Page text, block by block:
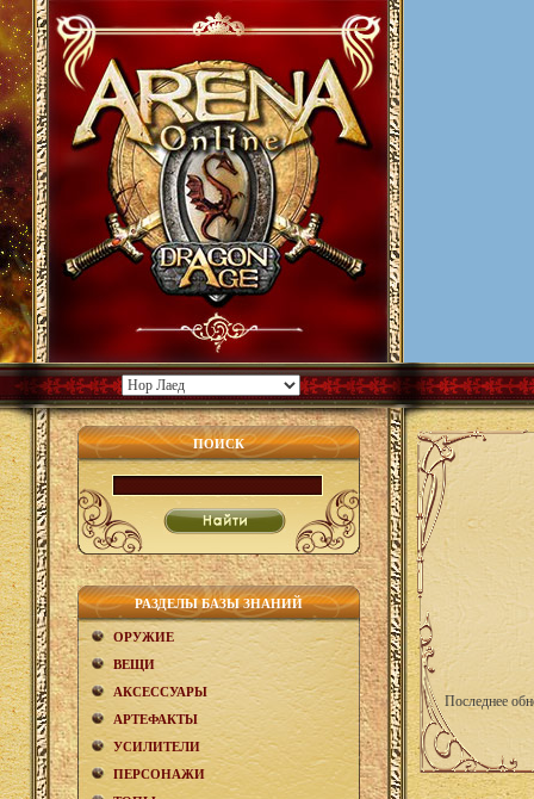
ПОИСК
РАЗДЕЛЫ БАЗЫ ЗНАНИЙ
ОРУЖИЕ
ВЕЩИ
АКCЕСCУАРЫ
АРТЕФАКТЫ
УСИЛИТЕЛИ
ПЕРСОНАЖИ
Последнее